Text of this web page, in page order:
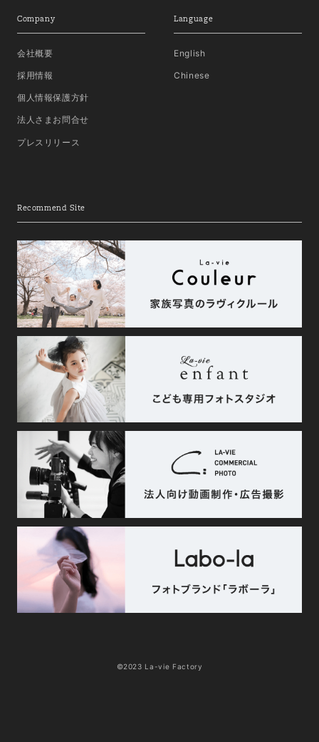
Company
会社概要
採用情報
個人情報保護方針
法人さまお問合せ
プレスリリース
Language
English
Chinese
Recommend Site
©2023 La-vie Factory